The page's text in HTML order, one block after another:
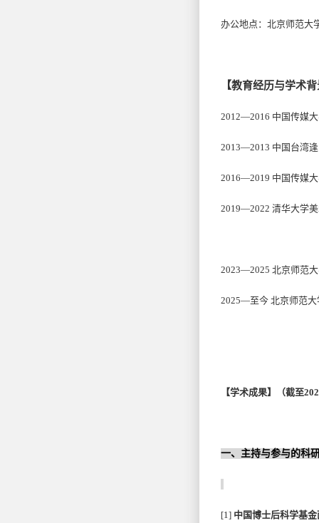
办公地点：北京师范大
【教育经历与学术
2012—2016 中国传媒
2013—2013 中国台湾
2016—2019 中国传媒
2019—2022 清华大学
2023—2025 北京师范
2025—至今 北京师范大
【学术成果】（截至
一、主持与参与的科
[1] 中国博士后科学基